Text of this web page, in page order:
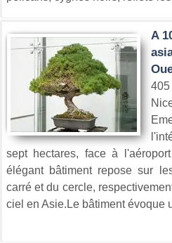
A
405
sept hectares, face à
élégant bâtiment repose sur
carré et du cercle,
ciel en Asie.Le bâtiment évoque